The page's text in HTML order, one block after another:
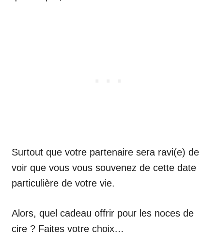
Surtout que votre partenaire sera ravi(e) de
voir que vous vous souvenez de cette date
particulière de votre vie.
Alors, quel cadeau offrir pour les noces de
cire ? Faites votre choix…